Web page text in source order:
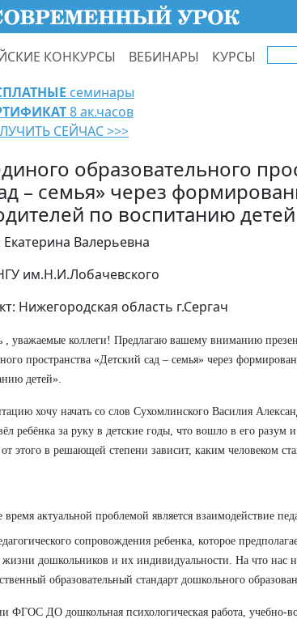
КОНКУРСЫ ВЕБИНАРЫ КУРСЫ
семинары
8 ак.часов
СЕЙЧАС >>>
образовательного
– семья» через
по воспитанию детей
Валерьевна
им.Н.И.Лобачевского
Нижегородская область г.Сергач
, уважаемые коллеги! Предлагаю вашему вниманию
пространства «Детский сад – семья» через
детей».
хочу начать со слов Сухомлинского Василия
ребёнка за руку в детские годы, что вошло в его разум
этого в решающей степени зависит, каким человеком
время актуальной проблемой является взаимодействие
сопровождения ребенка, которое
жизни дошкольников и их индивидуальности. На что нас
образовательный стандарт дошкольного
ФГОС ДО дошкольная психологическая работа, учебно-